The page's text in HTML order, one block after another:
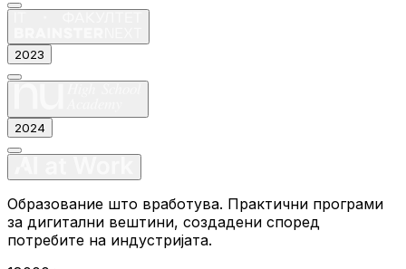
2023
2024
Образование што вработува. Практични програми
за дигитални вештини, создадени според
потребите на индустријата.